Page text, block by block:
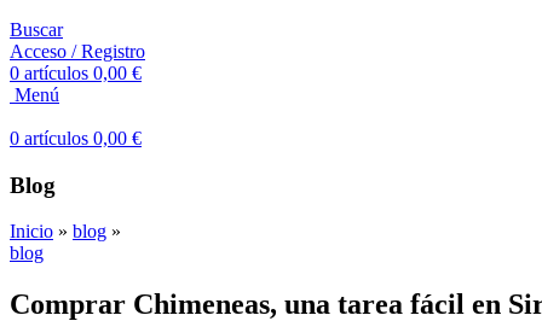
Buscar
Acceso / Registro
0 artículos 0,00 €
Menú
0 artículos 0,00 €
Blog
Inicio » blog »
blog
Comprar Chimeneas, una tarea fácil en